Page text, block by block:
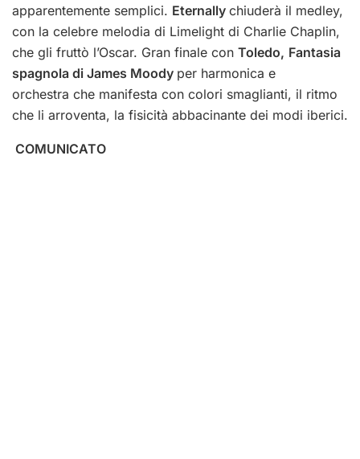
apparentemente semplici. Eternally chiuderà il medley,
con la celebre melodia di Limelight di Charlie Chaplin,
che gli fruttò l’Oscar. Gran finale con Toledo, Fantasia
spagnola di James Moody per harmonica e
orchestra che manifesta con colori smaglianti, il ritmo
che li arroventa, la fisicità abbacinante dei modi iberici.
COMUNICATO